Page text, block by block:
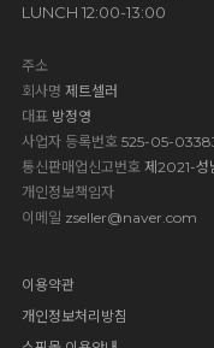
LUNCH 12:00-13:00
주소
회사명 제트셀러
대표방정영
사업자 등록번호 525-05-
통신판매업신고번호 제2021-성
개인정보책임자
이메일 zseller@naver.com
이용약관
개인정보처리방침